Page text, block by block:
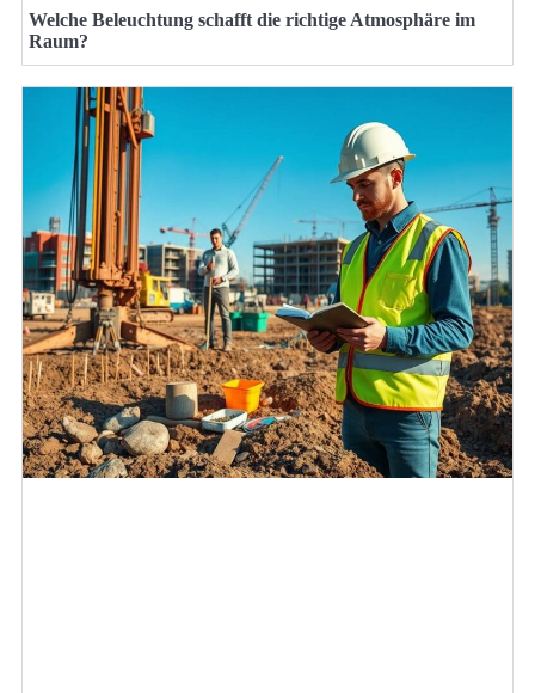
Welche Beleuchtung schafft die richtige Atmosphäre im
Raum?